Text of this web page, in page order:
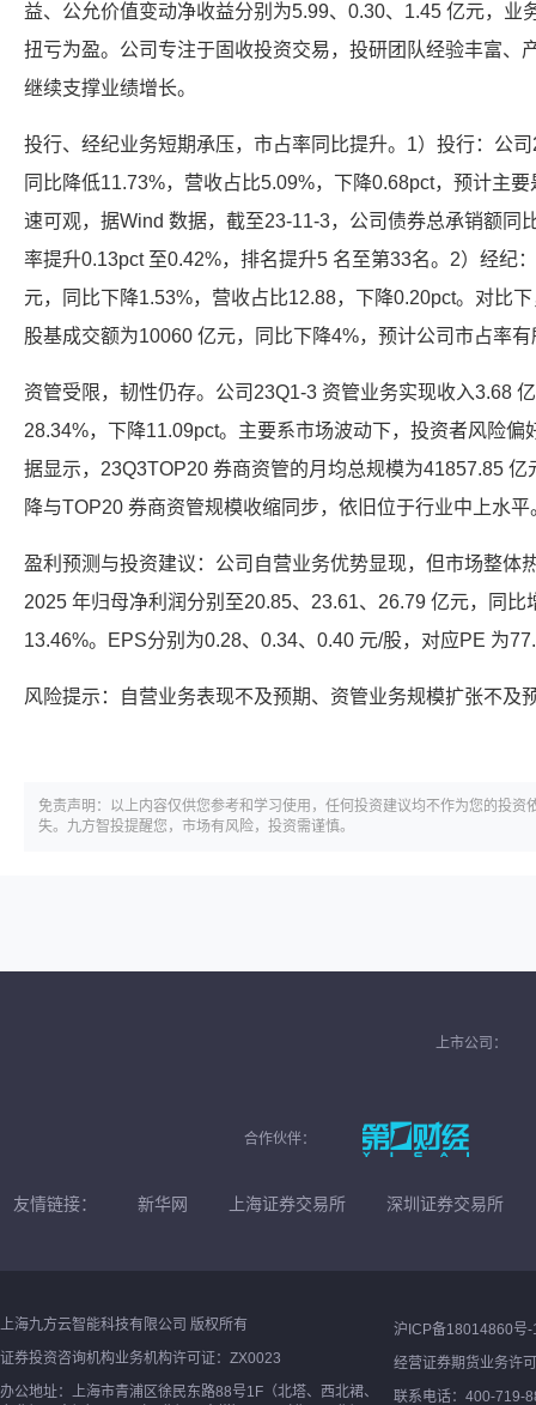
益、公允价值变动净收益分别为5.99、0.30、1.45 亿元，业
扭亏为盈。公司专注于固收投资交易，投研团队经验丰富、
继续支撑业绩增长。
投行、经纪业务短期承压，市占率同比提升。1）投行：公
同比降低11.73%，营收占比5.09%，下降0.68pct，预计主
速可观，据Wind 数据，截至23-11-3，公司债券总承销额同
率提升0.13pct 至0.42%，排名提升5 名至第33名。2）经纪
元，同比下降1.53%，营收占比12.88，下降0.20pct。对比
股基成交额为10060 亿元，同比下降4%，预计公司市占率
资管受限，韧性仍存。公司23Q1-3 资管业务实现收入3.68
28.34%，下降11.09pct。主要系市场波动下，投资者风险
据显示，23Q3TOP20 券商资管的月均总规模为41857.85
降与TOP20 券商资管规模收缩同步，依旧位于行业中上水平
盈利预测与投资建议：公司自营业务优势显现，但市场整体
2025 年归母净利润分别至20.85、23.61、26.79 亿元，同
13.46%。EPS分别为0.28、0.34、0.40 元/股，对应PE 为
风险提示：自营业务表现不及预期、资管业务规模扩张不及
免责声明：以上内容仅供您参考和学习使用，任何投资建议均不作为您的投
失。九方智投提醒您，市场有风险，投资需谨慎。
上市公司：
合作伙伴：
友情链接： 新华网 上海证券交易所 深圳证券交易所
上海九方云智能科技有限公司 版权所有
证券投资咨询机构业务机构许可证：ZX0023
办公地址：上海市青浦区徐民东路88号1F（北塔、西北裙、
沪ICP备18014860号-
经营证券期货业务许
联系电话：400-719-